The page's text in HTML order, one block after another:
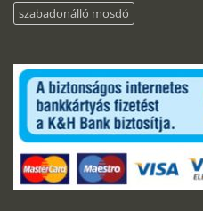
szabadonálló mosdó